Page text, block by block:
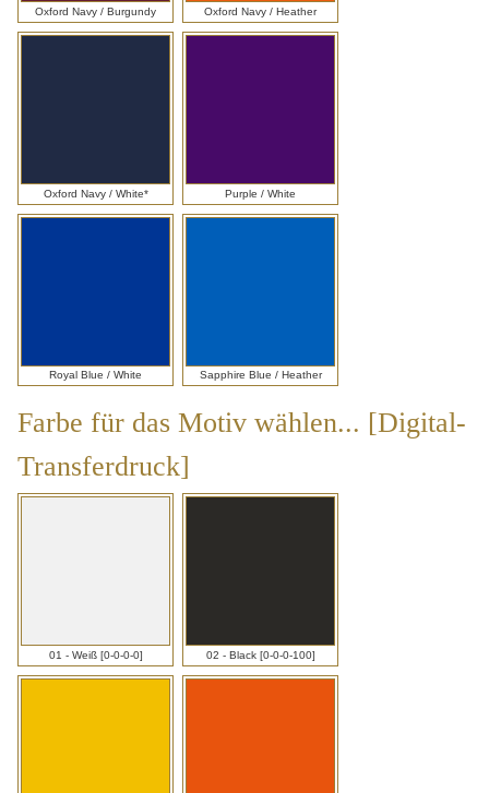
Oxford Navy / Burgundy Oxford Navy / Heather
Oxford Navy / White* Purple / White
Royal Blue / White Sapphire Blue / Heather
Farbe für das Motiv wählen... [Digital-
Transferdruck]
wählen...
01 - Weiß [0-0-0-0] 02 - Black [0-0-0-100]